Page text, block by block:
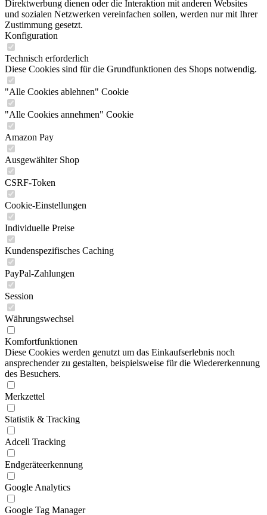
Direktwerbung dienen oder die Interaktion mit anderen Websites
und sozialen Netzwerken vereinfachen sollen, werden nur mit Ihrer
Zustimmung gesetzt.
Konfiguration
Technisch erforderlich
Diese Cookies sind für die Grundfunktionen des Shops notwendig.
"Alle Cookies ablehnen" Cookie
"Alle Cookies annehmen" Cookie
Amazon Pay
Ausgewählter Shop
CSRF-Token
Cookie-Einstellungen
Individuelle Preise
Kundenspezifisches Caching
PayPal-Zahlungen
Session
Währungswechsel
Komfortfunktionen
Diese Cookies werden genutzt um das Einkaufserlebnis noch
ansprechender zu gestalten, beispielsweise für die Wiedererkennung
des Besuchers.
Merkzettel
Statistik & Tracking
Adcell Tracking
Endgeräteerkennung
Google Analytics
Google Tag Manager